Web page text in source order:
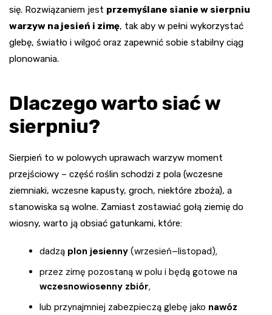
się. Rozwiązaniem jest przemyślane sianie w sierpniu
warzyw na jesień i zimę, tak aby w pełni wykorzystać
glebę, światło i wilgoć oraz zapewnić sobie stabilny ciąg
plonowania.
Dlaczego warto siać w
sierpniu?
Sierpień to w polowych uprawach warzyw moment
przejściowy – część roślin schodzi z pola (wczesne
ziemniaki, wczesne kapusty, groch, niektóre zboża), a
stanowiska są wolne. Zamiast zostawiać gołą ziemię do
wiosny, warto ją obsiać gatunkami, które:
dadzą plon jesienny (wrzesień–listopad),
przez zimę pozostaną w polu i będą gotowe na
wczesnowiosenny zbiór,
lub przynajmniej zabezpieczą glebę jako nawóz